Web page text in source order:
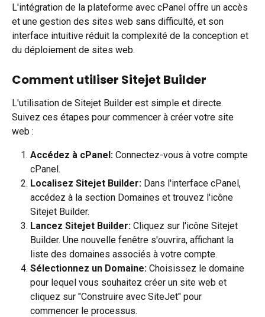
L'intégration de la plateforme avec cPanel offre un accès
et une gestion des sites web sans difficulté, et son
interface intuitive réduit la complexité de la conception et
du déploiement de sites web.
Comment utiliser Sitejet Builder
L'utilisation de Sitejet Builder est simple et directe.
Suivez ces étapes pour commencer à créer votre site
web :
Accédez à cPanel: Connectez-vous à votre compte
cPanel.
Localisez Sitejet Builder: Dans l'interface cPanel,
accédez à la section Domaines et trouvez l'icône
Sitejet Builder.
Lancez Sitejet Builder: Cliquez sur l'icône Sitejet
Builder. Une nouvelle fenêtre s'ouvrira, affichant la
liste des domaines associés à votre compte.
Sélectionnez un Domaine: Choisissez le domaine
pour lequel vous souhaitez créer un site web et
cliquez sur "Construire avec SiteJet" pour
commencer le processus.